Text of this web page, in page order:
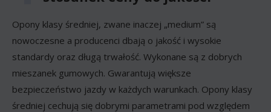
Opony klasy średniej, zwane inaczej „medium” są
nowoczesne a producenci dbają o jakość i wysokie
standardy oraz długą trwałość. Wykonane są z dobrych
mieszanek gumowych. Gwarantują większe
bezpieczeństwo jazdy w każdych warunkach. Opony klasy
średniej cechują się dobrymi parametrami pod względem